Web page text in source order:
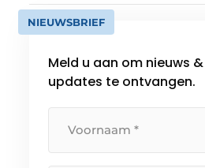
NIEUWSBRIEF
Meld u aan om nieuws &
updates te ontvangen.